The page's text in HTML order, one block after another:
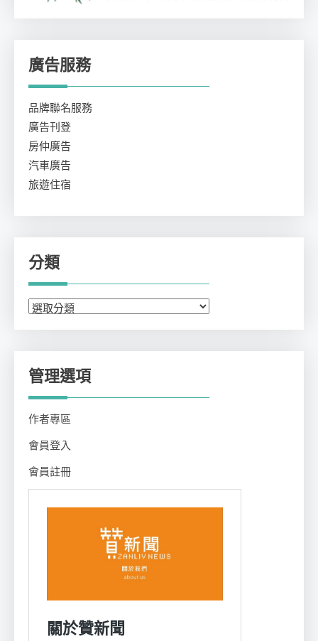
廣告服務
品牌聯名服務
廣告刊登
房仲廣告
汽車廣告
旅遊住宿
分類
分
管理選項
作者專區
會員登入
會員註冊